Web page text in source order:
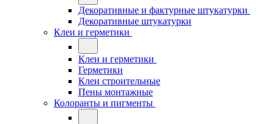
Декоративные и фактурные штукатурки
Декоративные штукатурки
Клеи и герметики
Клеи и герметики
Герметики
Клеи строительные
Пены монтажные
Колоранты и пигменты